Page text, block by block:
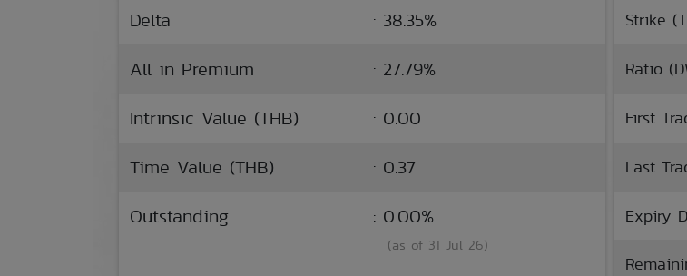
Delta
: 38.35%
All in Premium
: 27.79%
Intrinsic Value (THB)
: 0.00
Time Value (THB)
: 0.37
Outstanding
: 0.00%
(as of 31 Jul 26)
Strike
Ratio
First
Last
Expiry